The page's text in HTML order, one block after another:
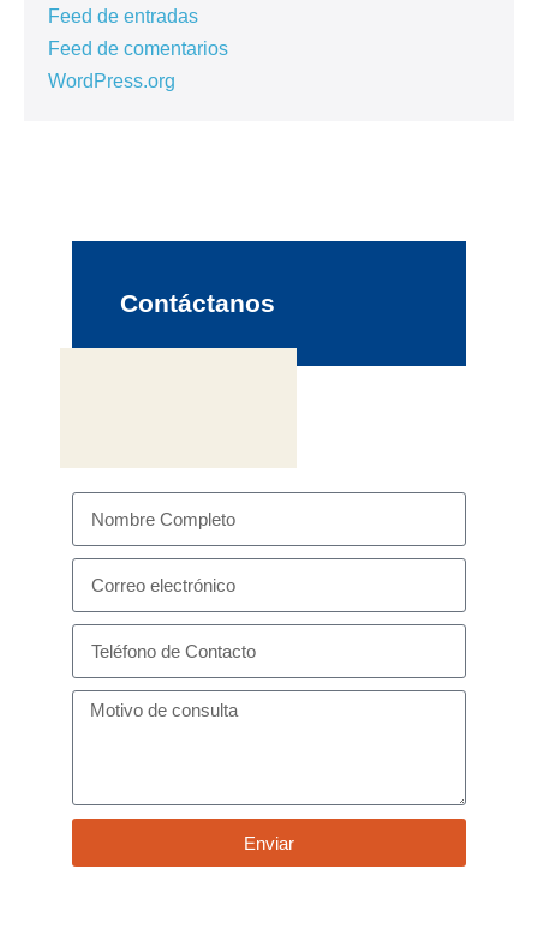
Feed de entradas
Feed de comentarios
WordPress.org
Contáctanos
Enviar